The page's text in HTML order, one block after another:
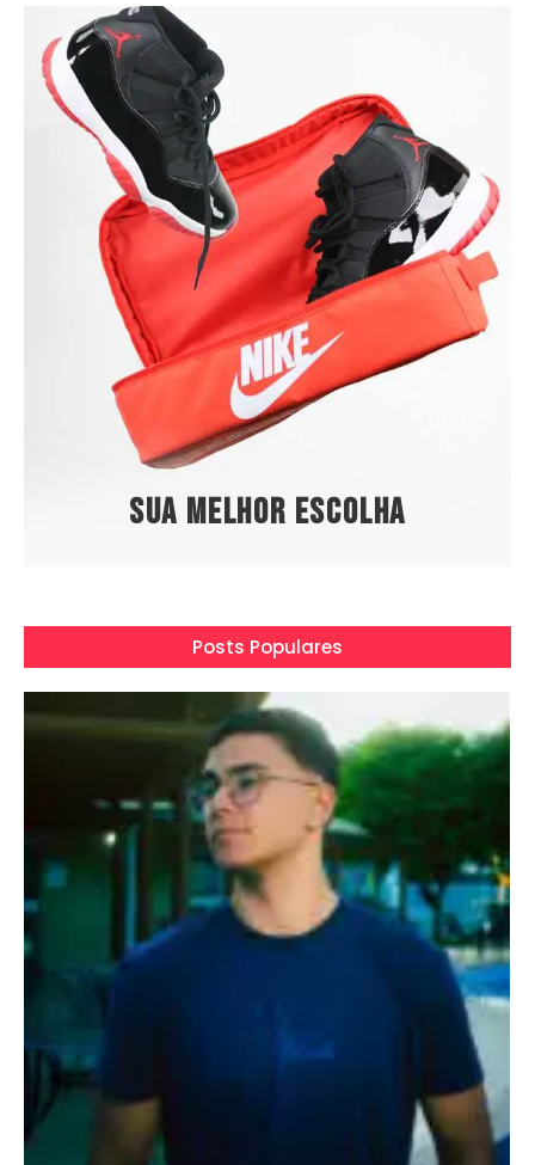
Sua melhor escolha
Posts Populares